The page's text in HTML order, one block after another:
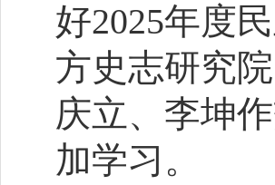
好2025年度
方史志研究
庆立、李坤
加学习。